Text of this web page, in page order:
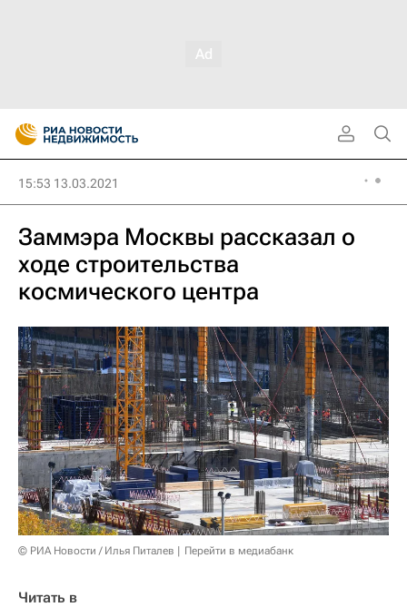
15:53 13.03.2021
Заммэра Москвы рассказал о
ходе строительства
космического центра
© РИА Новости / Илья Питалев Перейти в медиабанк
Читать в